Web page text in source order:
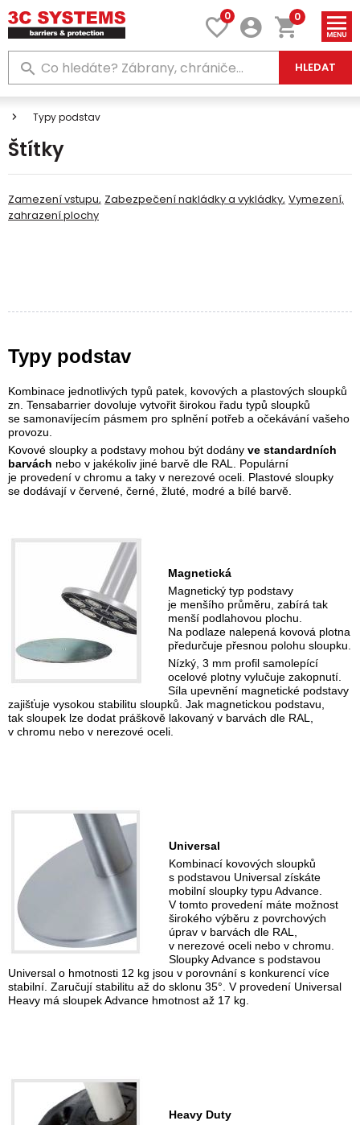
0
HLEDAT
0
Typy podstav
Štítky
Zamezení vstupu Zabezpečení nakládky a vykládky Vymezení,
zahrazení plochy
Typy podstav
Kombinace jednotlivých typů patek, kovových a plastových sloupků
zn. Tensabarrier dovoluje vytvořit širokou řadu typů sloupků
se samonavíjecím pásmem pro splnění potřeb a očekávání vašeho
provozu.
Kovové sloupky a podstavy mohou být dodány ve standardních
barvách nebo v jakékoliv jiné barvě dle RAL. Populární
je provedení v chromu a taky v nerezové oceli. Plastové sloupky
se dodávají v červené, černé, žluté, modré a bílé barvě.
Magnetická
Magnetický typ podstavy
je menšího průměru, zabírá tak
menší podlahovou plochu.
Na podlaze nalepená kovová plotna
předurčuje přesnou polohu sloupku.
Nízký, 3 mm profil samolepící
ocelové plotny vylučuje zakopnutí.
Síla upevnění magnetické podstavy
zajišťuje vysokou stabilitu sloupků. Jak magnetickou podstavu,
tak sloupek lze dodat práškově lakovaný v barvách dle RAL,
v chromu nebo v nerezové oceli.
Universal
Kombinací kovových sloupků
s podstavou Universal získáte
mobilní sloupky typu Advance.
V tomto provedení máte možnost
širokého výběru z povrchových
úprav v barvách dle RAL,
v nerezové oceli nebo v chromu.
Sloupky Advance s podstavou
Universal o hmotnosti 12 kg jsou v porovnání s konkurencí více
stabilní. Zaručují stabilitu až do sklonu 35°. V provedení Universal
Heavy má sloupek Advance hmotnost až 17 kg.
Heavy Duty